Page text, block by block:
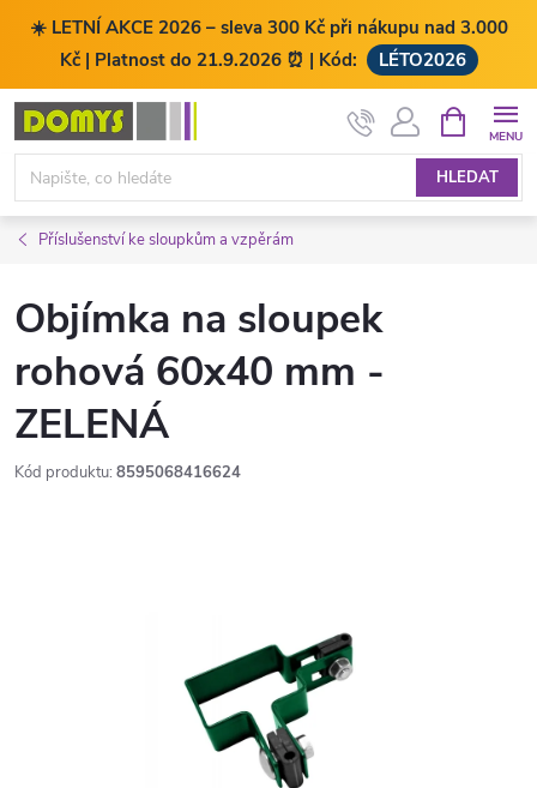
☀️ LETNÍ AKCE 2026 – sleva 300 Kč při nákupu nad 3.000
Kč | Platnost do 21.9.2026 ⏰ | Kód:
LÉTO2026
Přejít
obsah
HLEDAT
NÁKUPNÍ
KOŠÍK
Příslušenství ke sloupkům a vzpěrám
Objímka na sloupek
rohová 60x40 mm -
ZELENÁ
Kód produktu: 8595068416624